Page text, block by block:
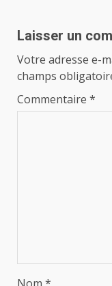
Laisser un
Votre adresse e-
champs
Commentaire *